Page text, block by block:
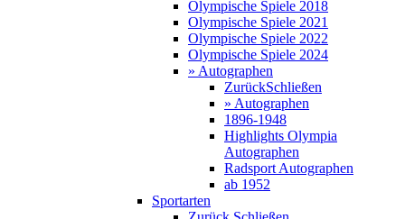
Olympische Spiele 2018
Olympische Spiele 2021
Olympische Spiele 2022
Olympische Spiele 2024
» Autographen
ZurückSchließen
» Autographen
1896-1948
Highlights Olympia
Autographen
Radsport Autographen
ab 1952
Sportarten